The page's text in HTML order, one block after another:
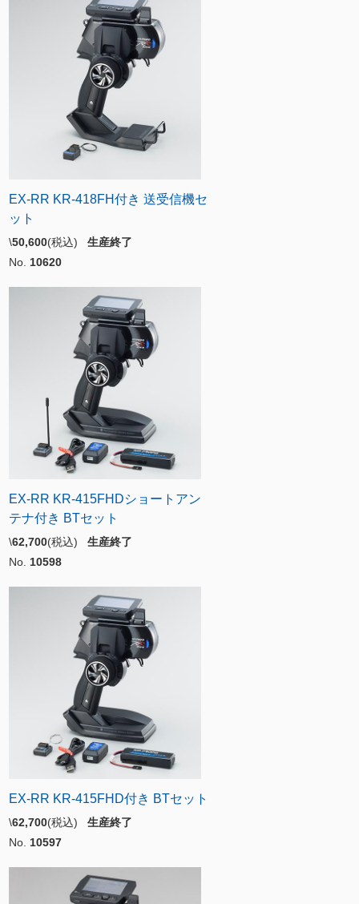
EX-RR KR-418FH付き 送受信機セ
ット
\50,600(税込) 生産終了
No. 10620
EX-RR KR-415FHDショートアン
テナ付き BTセット
\62,700(税込) 生産終了
No. 10598
EX-RR KR-415FHD付き BTセット
\62,700(税込) 生産終了
No. 10597